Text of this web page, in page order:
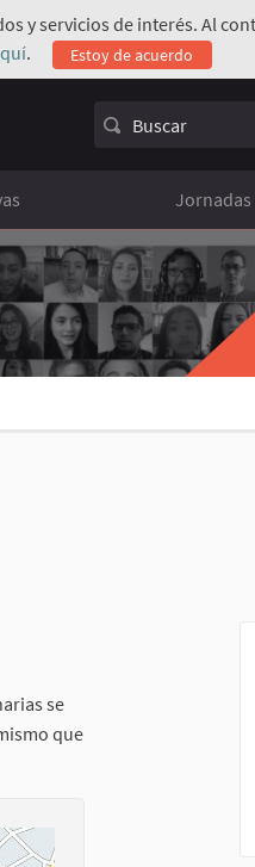
y servicios de interés. Al
. Estoy de acuerdo
Jornadas
se
que